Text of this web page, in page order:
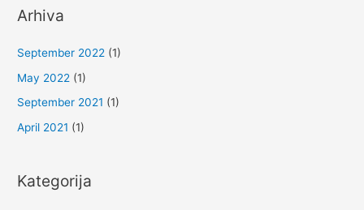
Arhiva
September 2022 (1)
May 2022 (1)
September 2021 (1)
April 2021 (1)
Kategorija